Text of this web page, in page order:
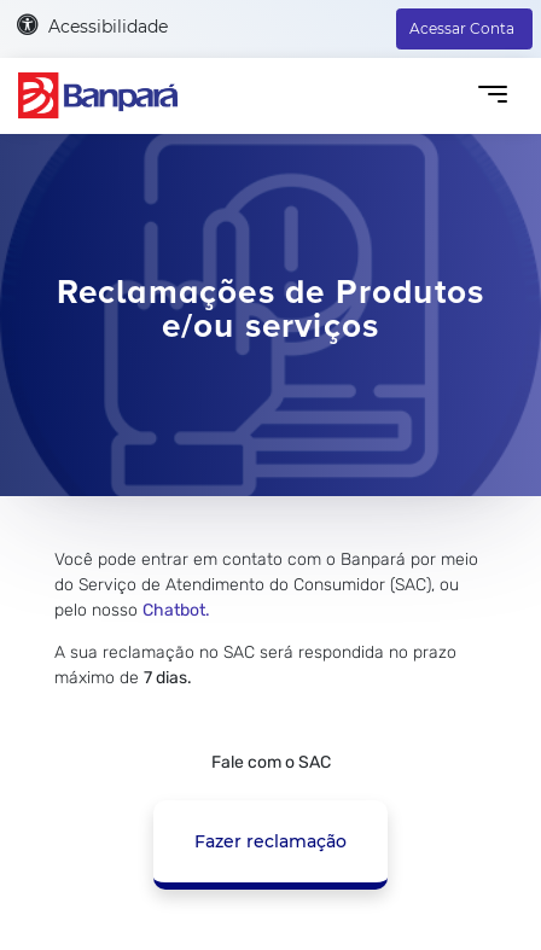
Acessibilidade Acessar Conta
Reclamações de Produtos
e/ou serviços
Você pode entrar em contato com o Banpará por meio
do Serviço de Atendimento do Consumidor (SAC), ou
pelo nosso Chatbot.
A sua reclamação no SAC será respondida no prazo
máximo de 7 dias.
Fale com o SAC
Fazer reclamação